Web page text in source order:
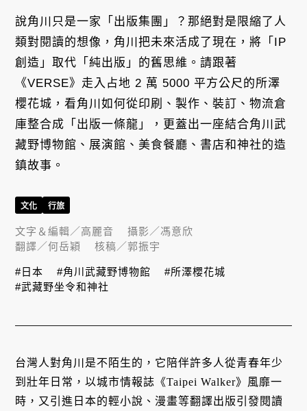
說角川只是一家「出版集團」？那絕對是限縮了人
類對閱讀的想像，角川把未來活成了現在，將「IP
創造」取代「純出版」的舊思維。請跟著
《VERSE》走入占地 2 萬 5000 平方公尺的所澤
櫻花城，看角川如何從印刷、製作、裝訂、物流倉
庫整合成「出版一條龍」，更蓋出一座結合角川武
藏野博物館、展演館、美食餐廳、書店和神社的造
鎮故事。
台灣人對角川是不陌生的，它陪伴許多人從青春年少
到壯年日常，以城市情報誌《Taipei Walker》風靡一
時，又引進日本的輕小說、漫畫等翻譯出版引發閱讀
文化 行旅
文字＆編輯／高麗音 攝影／馮意欣
翻譯／何岳穎 核稿／郭振宇
#日本 #角川武藏野博物館
#所澤櫻花城
#武藏野坐令和神社